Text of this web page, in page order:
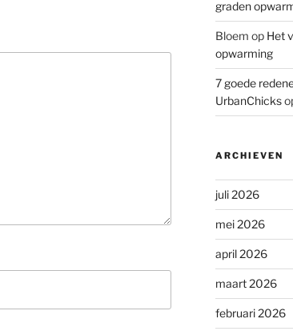
graden
Bloem op Het
opwarming
7 goede
UrbanChicks
ARCHIEVEN
juli 2026
mei 2026
april 2026
maart 2026
februari 2026